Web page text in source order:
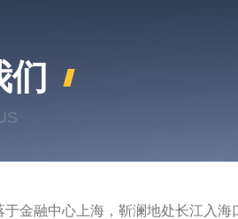
们
金融中心上海，靳澜地处长江入